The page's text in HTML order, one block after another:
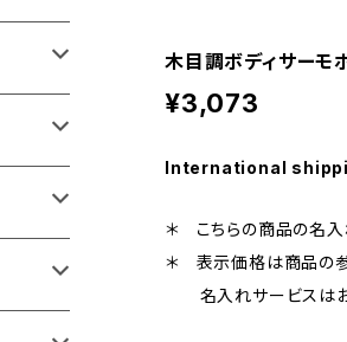
木目調ボディサー
¥3,073
International
＊ こちらの商品の名入
＊ 表示価格は商品の参
名入れサービスはお